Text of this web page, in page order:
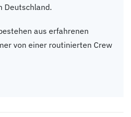
Deutschland.
aus erfahrenen
von einer routinierten Crew